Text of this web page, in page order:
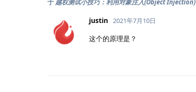
于 越权测试小技巧：利用对象注入(Object Injection)
justin 2021年7月10日
这个的原理是？